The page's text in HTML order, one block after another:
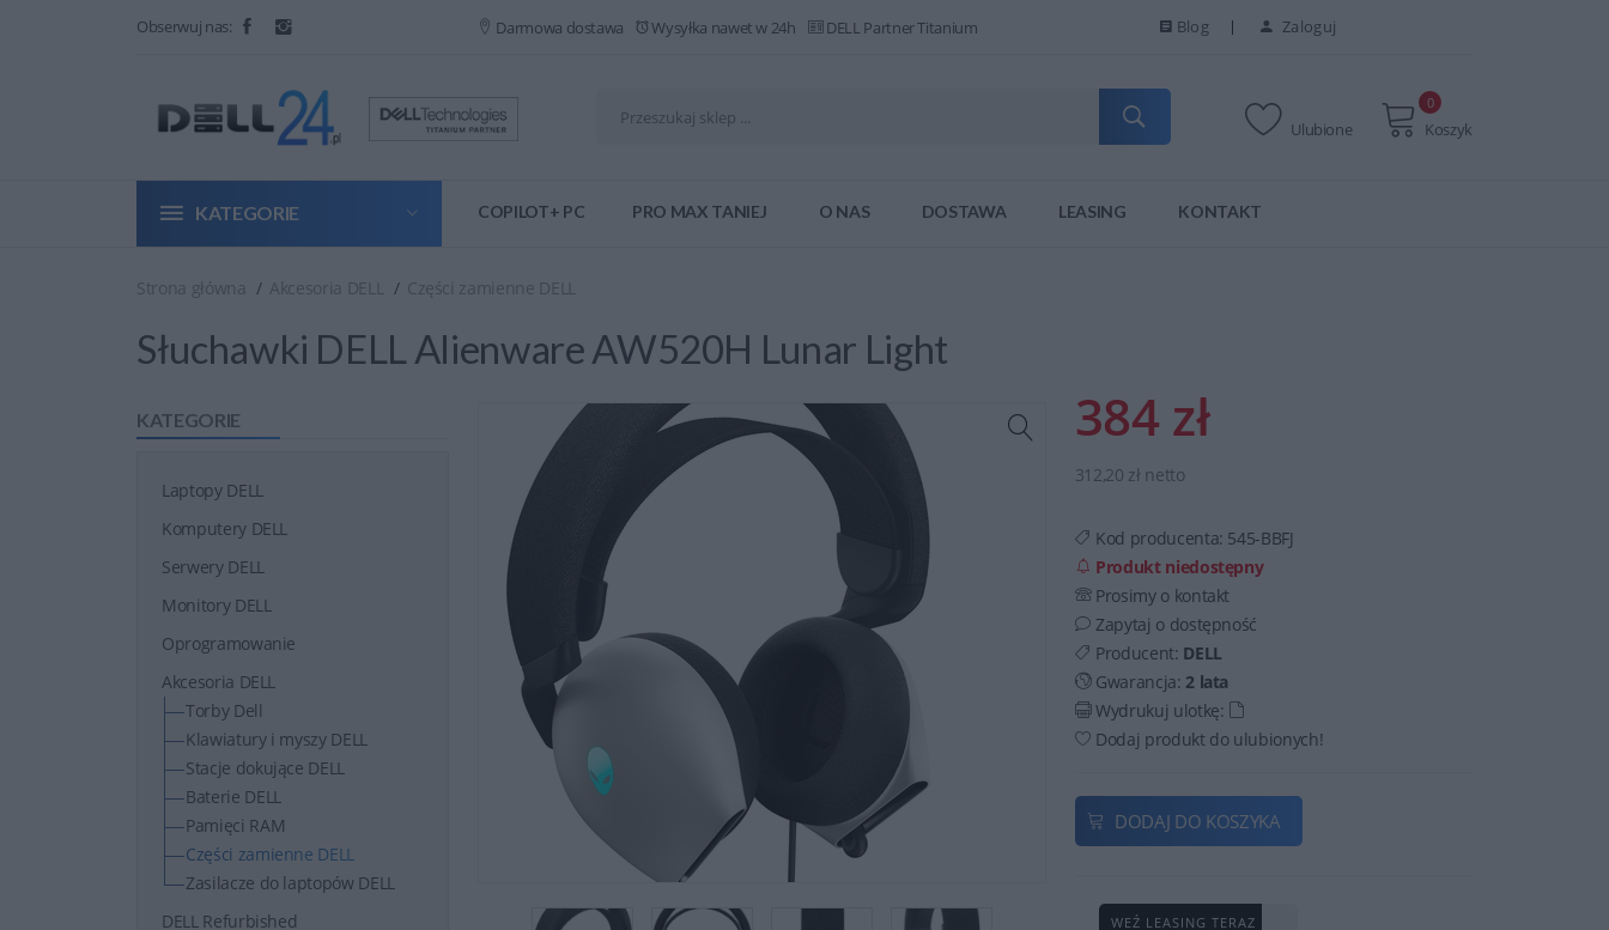
Obserwuj nas: Darmowa dostawa Wysyłka nawet w 24h DELL Partner Titanium Blog Zaloguj
Ulubione Koszyk
0
KATEGORIE COPILOT+ PC PRO MAX TANIEJ O NAS DOSTAWA LEASING KONTAKT
Strona główna Akcesoria DELL Części zamienne DELL
Słuchawki DELL Alienware AW520H Lunar Light
KATEGORIE
Laptopy DELL
Komputery DELL
Serwery DELL
Monitory DELL
Oprogramowanie
Akcesoria DELL
Torby Dell
Klawiatury i myszy DELL
Stacje dokujące DELL
Baterie DELL
Pamięci RAM
Części zamienne DELL
Zasilacze do laptopów DELL
DELL Refurbished
384 zł
312,20 zł netto
Kod producenta: 545-BBFJ
Produkt niedostępny
Prosimy o kontakt
Zapytaj o dostępność
Producent: DELL
Gwarancja: 2 lata
Wydrukuj ulotkę:
Dodaj produkt do ulubionych!
DODAJ DO KOSZYKA
WEŹ LEASING TERAZ